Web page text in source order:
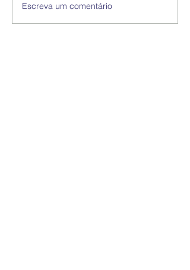
Escreva um comentário